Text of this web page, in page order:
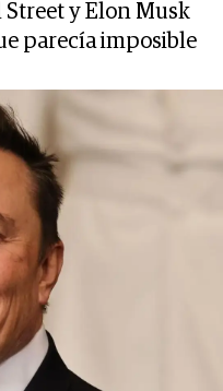
Street y Elon Musk
parecía imposible